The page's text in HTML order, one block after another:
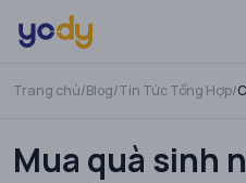
Trang chủ/Blog/Tin Tức Tổng Hợp/
Mua quà sinh